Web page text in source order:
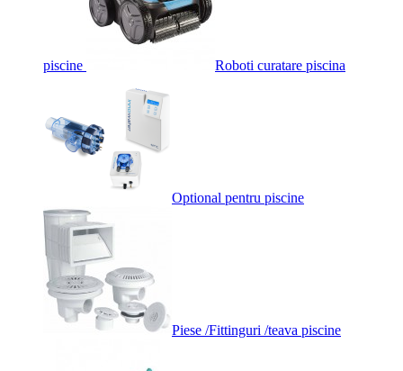
piscine Roboti curatare piscina
Optional pentru piscine
Piese /Fittinguri /teava piscine